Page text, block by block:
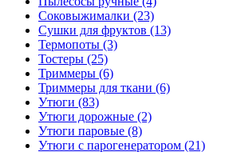
Соковыжималки (23)
Сушки для фруктов (13)
Термопоты (3)
Тостеры (25)
Триммеры (6)
Триммеры для ткани (6)
Утюги (83)
Утюги дорожные (2)
Утюги паровые (8)
Утюги с парогенератором (21)